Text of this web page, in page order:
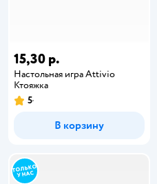
15,30 р.
Настольная игра Attivio
Ктояжка
5
В корзину